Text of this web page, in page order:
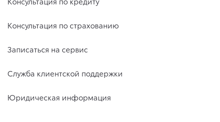
Консультация по страхованию
Записаться на сервис
Служба клиентской поддержки
Юридическая информация